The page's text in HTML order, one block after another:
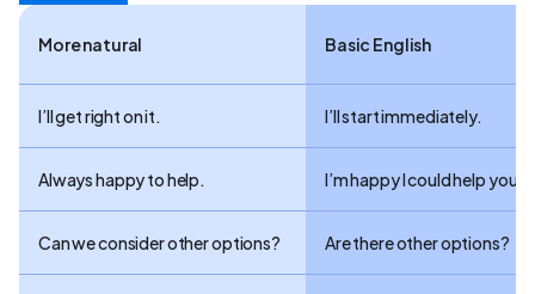
More natural Basic English
I’ll get right on it. I’ll start immediately.
Always happy to help. I’m happy I could help you.
Can we consider other options? Are there other options?